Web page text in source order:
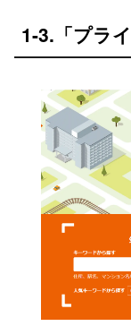
1-3.「プラ